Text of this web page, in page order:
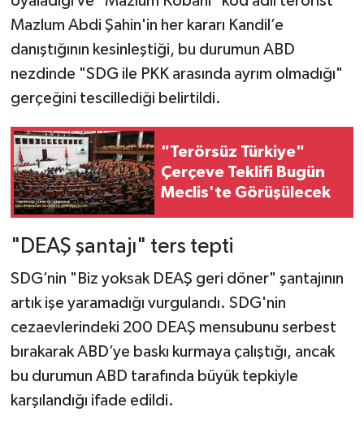
Mazlum Abdi Şahin'in her kararı Kandil’e
danıştığının kesinleştiği, bu durumun ABD
nezdinde "SDG ile PKK arasında ayrım olmadığı"
gerçeğini tescillediği belirtildi.
"Terörsüz Türkiye"
Çerçeve Teklifi Bugün
Meclis'te Görüşülecek
"DEAŞ şantajı" ters tepti
SDG’nin "Biz yoksak DEAŞ geri döner" şantajının
artık işe yaramadığı vurgulandı. SDG'nin
cezaevlerindeki 200 DEAŞ mensubunu serbest
bırakarak ABD’ye baskı kurmaya çalıştığı, ancak
bu durumun ABD tarafında büyük tepkiyle
karşılandığı ifade edildi.